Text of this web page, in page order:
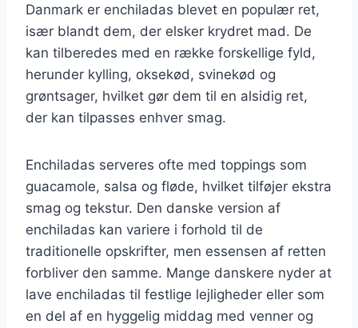
Danmark er enchiladas blevet en populær ret,
især blandt dem, der elsker krydret mad. De
kan tilberedes med en række forskellige fyld,
herunder kylling, oksekød, svinekød og
grøntsager, hvilket gør dem til en alsidig ret,
der kan tilpasses enhver smag.
Enchiladas serveres ofte med toppings som
guacamole, salsa og fløde, hvilket tilføjer ekstra
smag og tekstur. Den danske version af
enchiladas kan variere i forhold til de
traditionelle opskrifter, men essensen af retten
forbliver den samme. Mange danskere nyder at
lave enchiladas til festlige lejligheder eller som
en del af en hyggelig middag med venner og